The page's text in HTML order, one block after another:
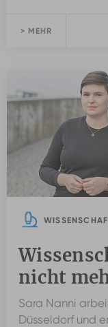
> MEHR
nicht
Sara Nanni
Düsseldorf und